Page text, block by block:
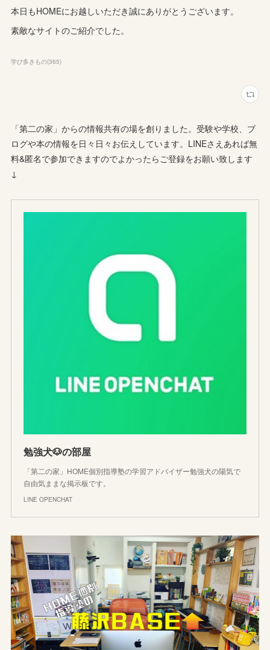
本日もHOMEにお越しいただき誠にありがとうございます。
素敵なサイトのご紹介でした。
学び多きもの(365)
「第二の家」からの情報共有の場を創りました。受験や学校、ブ
ログや本の情報を日々日々お伝えしています。LINEさえあれば無
料&匿名で参加できますのでよかったらご登録をお願い致します
↓
勉強犬🐶の部屋
「第二の家」HOME個別指導塾の学習アドバイザー勉強犬の陽気で
自由気ままな掲示板です。
LINE OPENCHAT